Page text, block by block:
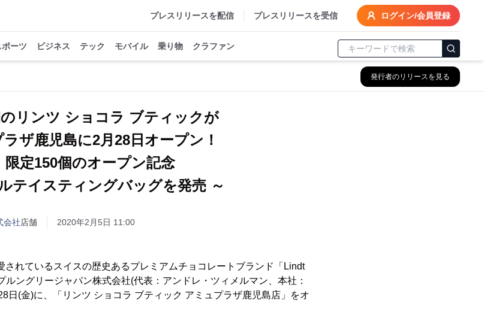
プレスリリースを配信 プレスリリースを受信 ログイン/会員登録
ポーツ ビジネス テック モバイル 乗り物 クラファン
発行者のリリースを見る
リンツ ショコラ ブティックが
ザ鹿児島に2月28日オープン！
限定150個のオープン記念
テイスティングバッグを発売 ～
会社店舗 2020年2月5日 11:00
されているスイスの歴史あるプレミアムチョコレートブランド「Lindt
ルングリージャパン株式会社(代表：アンドレ・ツィメルマン、本社：
日(金)に、「リンツ ショコラ ブティック アミュプラザ鹿児島店」をオ